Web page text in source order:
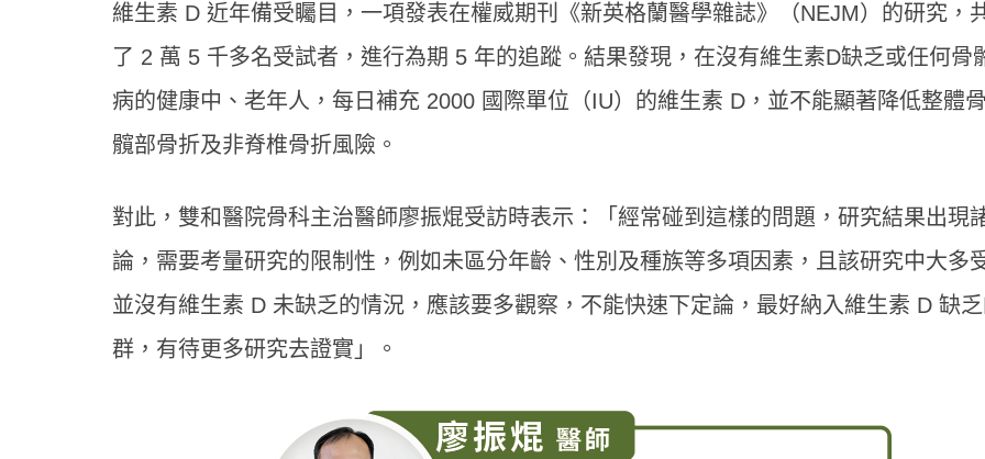
維生素 D 近年備受矚目，一項發表在權威期刊《新英格蘭醫學雜誌》（NEJM）的研究，
了 2 萬 5 千多名受試者，進行為期 5 年的追蹤。結果發現，在沒有維生素D缺乏或任何骨
病的健康中、老年人，每日補充 2000 國際單位（IU）的維生素 D，並不能顯著降低整體
髖部骨折及非脊椎骨折風險。
對此，雙和醫院骨科主治醫師廖振焜受訪時表示：「經常碰到這樣的問題，研究結果出現
論，需要考量研究的限制性，例如未區分年齡、性別及種族等多項因素，且該研究中大多
並沒有維生素 D 未缺乏的情況，應該要多觀察，不能快速下定論，最好納入維生素 D 缺
群，有待更多研究去證實」。